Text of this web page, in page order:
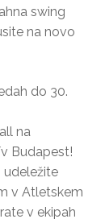
swing
na novo
do 30.
na
Budapest!
udeležite
v Atletskem
v ekipah